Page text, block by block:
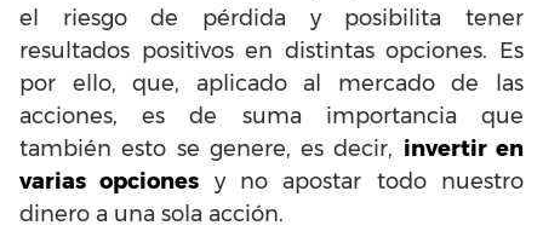
el riesgo de pérdida y posibilita tener
resultados positivos en distintas opciones. Es
por ello, que, aplicado al mercado de las
acciones, es de suma importancia que
también esto se genere, es decir, invertir en
varias opciones y no apostar todo nuestro
dinero a una sola acción.